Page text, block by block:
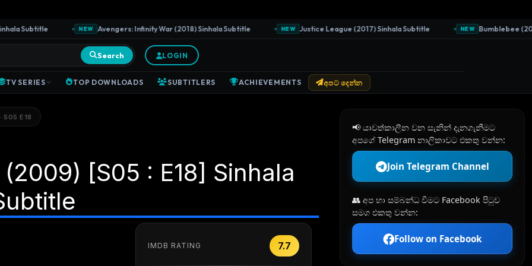
Subtitle NEW Avengers: Infinity War (2018) Sinhala Subtitle NEW Justice League (2017) Sinhala Subtitle NEW Bumblebee
Search LOGIN
TV SERIES TOP DOWNLOADS SUBTITLERS ACHIEVEMENTS අපට දෙන්න
S05 E18
[S05 : E18] Sinhala
IMDB RATING 7.7
📢 යාවත්කාලීන වන සැනින් දැනගැනීමට
අපගේ Telegram නාලිකාවට එකතු වන්න:
Join Telegram Channel
👥 අප හා සම්බන්ධ වීමට Facebook පිටුව
සමග එකතු වන්න:
Follow on Facebook